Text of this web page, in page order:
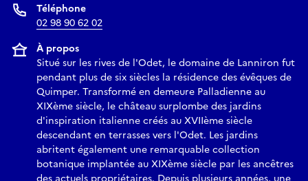
Téléphone
02 98 90 62 02
À propos
Situé sur les rives de l'Odet, le domaine de Lanniron fut
pendant plus de six siècles la résidence des évêques de
Quimper. Transformé en demeure Palladienne au
XIXème siècle, le château surplombe des jardins
d'inspiration italienne créés au XVIIème siècle
descendant en terrasses vers l'Odet. Les jardins
abritent également une remarquable collection
botanique implantée au XIXème siècle par les ancêtres